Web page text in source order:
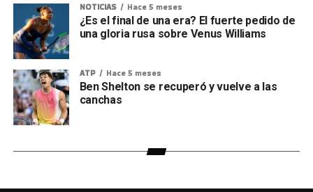
NOTICIAS Hace 5 meses
¿Es el final de una era? El fuerte pedido de
una gloria rusa sobre Venus Williams
ATP Hace 5 meses
Ben Shelton se recuperó y vuelve a las
canchas